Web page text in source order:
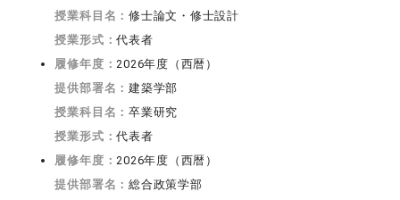
授業科目名：修士論文・修士設計
授業形式：代表者
履修年度：2026年度（西暦）
提供部署名：建築学部
授業科目名：卒業研究
授業形式：代表者
履修年度：2026年度（西暦）
提供部署名：総合政策学部